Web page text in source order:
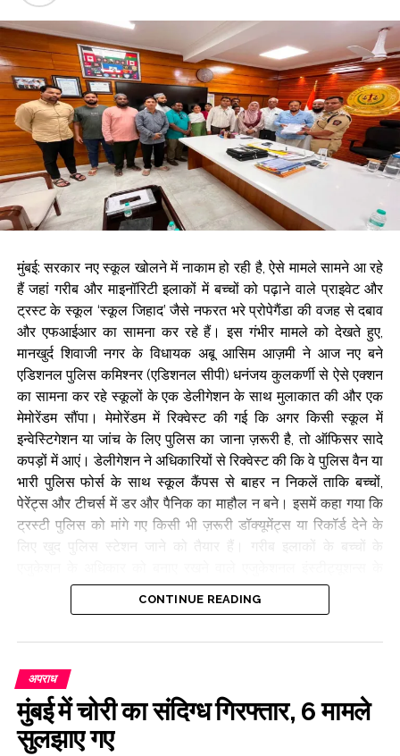
मुंबई: सरकार नए स्कूल खोलने में नाकाम हो रही है, ऐसे मामले सामने आ रहे
हैं जहां गरीब और माइनॉरिटी इलाकों में बच्चों को पढ़ाने वाले प्राइवेट और
ट्रस्ट के स्कूल ‘स्कूल जिहाद’ जैसे नफरत भरे प्रोपेगैंडा की वजह से दबाव
और एफआईआर का सामना कर रहे हैं। इस गंभीर मामले को देखते हुए,
मानखुर्द शिवाजी नगर के विधायक अबू आसिम आज़मी ने आज नए बने
एडिशनल पुलिस कमिश्नर (एडिशनल सीपी) धनंजय कुलकर्णी से ऐसे एक्शन
का सामना कर रहे स्कूलों के एक डेलीगेशन के साथ मुलाकात की और एक
मेमोरेंडम सौंपा। मेमोरेंडम में रिक्वेस्ट की गई कि अगर किसी स्कूल में
इन्वेस्टिगेशन या जांच के लिए पुलिस का जाना ज़रूरी है, तो ऑफिसर सादे
कपड़ों में आएं। डेलीगेशन ने अधिकारियों से रिक्वेस्ट की कि वे पुलिस वैन या
भारी पुलिस फोर्स के साथ स्कूल कैंपस से बाहर न निकलें ताकि बच्चों,
पेरेंट्स और टीचर्स में डर और पैनिक का माहौल न बने। इसमें कहा गया कि
ट्रस्टी पुलिस को मांगे गए किसी भी ज़रूरी डॉक्यूमेंट्स या रिकॉर्ड देने के
प्रति पुलिस का रवैया सेंसिटिव, कोऑपरेटिव और रिस्पेक्टफुल होना
चाहिए। इस मौके पर बोलते हुए, अबू आसिम आज़मी ने ज़ोर देकर कहा कि
भी नफ़रत भरे एजेंडे या बेबुनियाद सज़ा देने वाली कार्रवाई के लिए कुर्बान नहीं
किया जाना चाहिए।
Post Views:
CONTINUE READING
अपराध
मुंबई में चोरी का संदिग्ध गिरफ्तार, 6 मामले
सुलझाए गए